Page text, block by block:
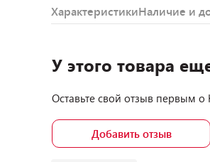
ХарактеристикиНаличие и
У этого товара
Оставьте свой отзыв первым о
Добавить отзыв